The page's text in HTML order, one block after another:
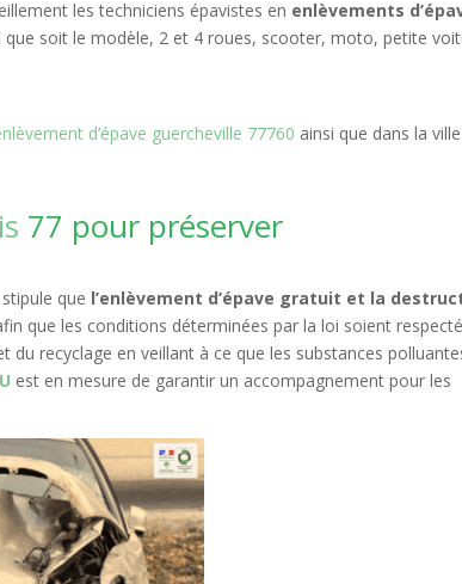
les techniciens épavistes en enlèvements
que soit le modèle, 2 et 4 roues, scooter, moto, petite
d’épave guercheville 77760 ainsi que dans la ville
77 pour préserver
que l’enlèvement d’épave gratuit et la
que les conditions déterminées par la loi soient
du recyclage en veillant à ce que les substances
est en mesure de garantir un accompagnement pour les